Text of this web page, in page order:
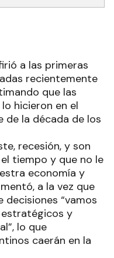
a las primeras
recientemente
que las
hicieron en el
de la década de los
recesión, y son
tiempo y que no le
economía y
a la vez que
“vamos
y
lo que
caerán en la